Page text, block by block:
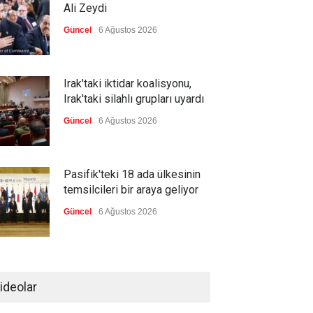
Ali Zeydi
Güncel 6 Ağustos 2026
Irak'taki iktidar koalisyonu,
Irak'taki silahlı grupları uyardı
Güncel 6 Ağustos 2026
Pasifik'teki 18 ada ülkesinin
temsilcileri bir araya geliyor
Güncel 6 Ağustos 2026